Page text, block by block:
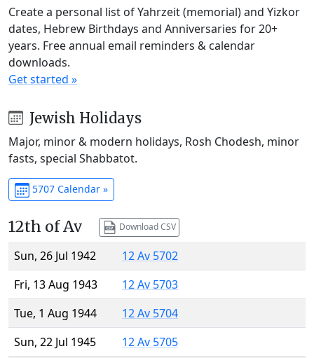
Create a personal list of Yahrzeit (memorial) and Yizkor
dates, Hebrew Birthdays and Anniversaries for 20+
years. Free annual email reminders & calendar
downloads.
Get started »
Jewish Holidays
Major, minor & modern holidays, Rosh Chodesh, minor
fasts, special Shabbatot.
5707 Calendar »
12th of Av Download CSV
Sun, 26 Jul 1942
12 Av 5702
Fri, 13 Aug 1943
12 Av 5703
Tue, 1 Aug 1944
12 Av 5704
Sun, 22 Jul 1945
12 Av 5705